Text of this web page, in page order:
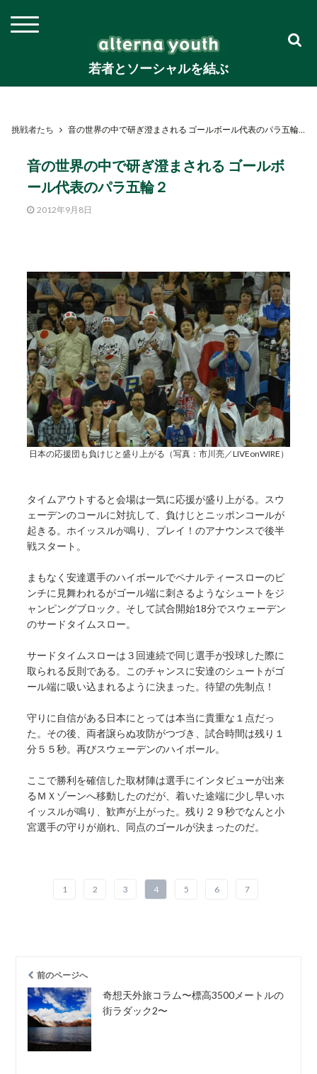
若者とソーシャルを結ぶ
挑戦者たち 音の世界の中で研ぎ澄まされる ゴールボール代表のパラ五輪２
音の世界の中で研ぎ澄まされる ゴールボ
ール代表のパラ五輪２
2012年9月8日
日本の応援団も負けじと盛り上がる（写真：市川亮／LIVEonWIRE）
タイムアウトすると会場は一気に応援が盛り上がる。スウ
ェーデンのコールに対抗して、負けじとニッポンコールが
起きる。ホイッスルが鳴り、プレイ！のアナウンスで後半
戦スタート。
まもなく安達選手のハイボールでペナルティースローのピ
ンチに見舞われるがゴール端に刺さるようなシュートをジ
ャンピングブロック。そして試合開始18分でスウェーデン
のサードタイムスロー。
サードタイムスローは３回連続で同じ選手が投球した際に
取られる反則である。このチャンスに安達のシュートがゴ
ール端に吸い込まれるように決まった。待望の先制点！
守りに自信がある日本にとっては本当に貴重な１点だっ
た。その後、両者譲らぬ攻防がつづき、試合時間は残り１
分５５秒。再びスウェーデンのハイボール。
ここで勝利を確信した取材陣は選手にインタビューが出来
るＭＸゾーンへ移動したのだが、着いた途端に少し早いホ
イッスルが鳴り、歓声が上がった。残り２９秒でなんと小
宮選手の守りが崩れ、同点のゴールが決まったのだ。
1 2 3 4 5 6 7
前のページへ
奇想天外旅コラム〜標高3500メートルの
街ラダック2〜